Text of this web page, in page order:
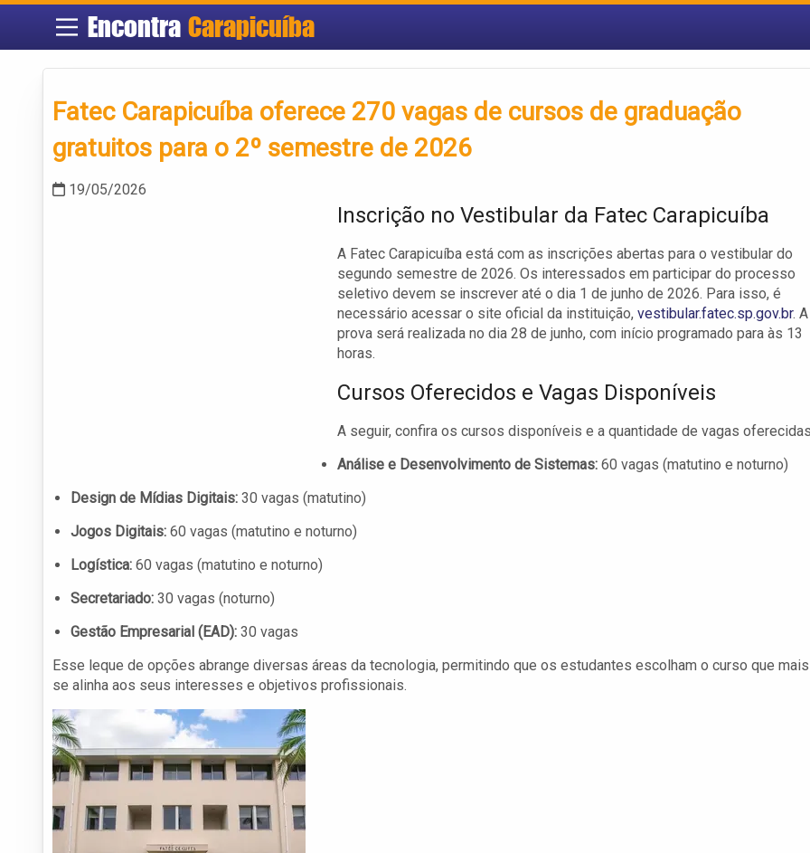
EncontraCarapicuíba
Fatec Carapicuíba oferece 270 vagas de cursos de graduação
gratuitos para o 2º semestre de 2026
19/05/2026
Inscrição no Vestibular da Fatec Carapicuíba
A Fatec Carapicuíba está com as inscrições abertas para o vestibular do
segundo semestre de 2026. Os interessados em participar do processo
seletivo devem se inscrever até o dia 1 de junho de 2026. Para isso, é
necessário acessar o site oficial da instituição, vestibular.fatec.sp.gov.br. A
prova será realizada no dia 28 de junho, com início programado para às 13
horas.
Cursos Oferecidos e Vagas Disponíveis
A seguir, confira os cursos disponíveis e a quantidade de vagas
Análise e Desenvolvimento de Sistemas: 60 vagas (matutino e noturno)
Design de Mídias Digitais: 30 vagas (matutino)
Jogos Digitais: 60 vagas (matutino e noturno)
Logística: 60 vagas (matutino e noturno)
Secretariado: 30 vagas (noturno)
Gestão Empresarial (EAD): 30 vagas
Esse leque de opções abrange diversas áreas da tecnologia, permitindo que os estudantes escolham o curso que mais
se alinha aos seus interesses e objetivos profissionais.